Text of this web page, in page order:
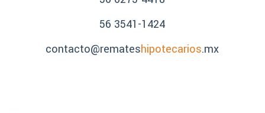
56 3541-1424
contacto@remateshipotecarios.mx